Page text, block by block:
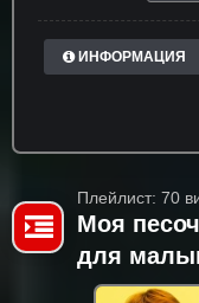
ИНФОРМАЦИЯ
Плейлист: 70
Моя
для